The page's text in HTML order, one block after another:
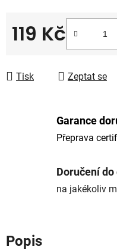
119 Kč
Tisk Zeptat se
Garance
Přeprava
Doručení
na jakékoliv
Popis